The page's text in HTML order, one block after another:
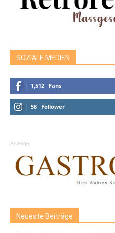
SOZIALE MEDIEN
1,512 Fans
58 Follower
Anzeige
Neueste Beiträge